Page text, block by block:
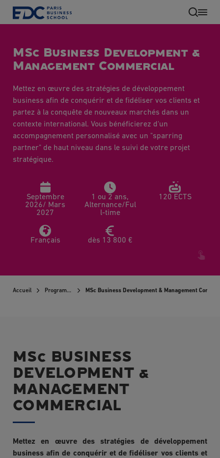
Aller
MSc Business Development &
Management Commercial
Mettez en œuvre des stratégies de développement
business afin de conquérir et de fidéliser vos clients et
partez à la conquête de nouveaux marchés dans un
contexte international. Vous bénéficierez d'un
accompagnement personnalisé avec un "sparring
partner" de haut niveau dans le suivi de votre projet
stratégique.
Septembre
2026/ Mars
2027
1 ou 2 ans,
Alternance/Ful
l-time
120 ECTS
Français dès 13 800 €
Accueil Programmes MSc Business Development & Management
MSc BUSINESS
DEVELOPMENT &
MANAGEMENT
COMMERCIAL
Mettez en œuvre des stratégies de développement
business afin de conquérir et de fidéliser vos clients et